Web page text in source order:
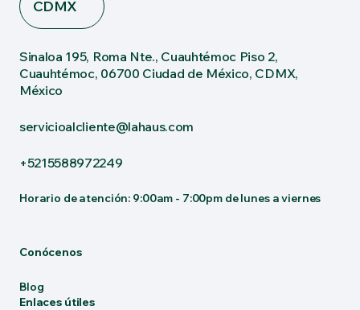
CDMX
Sinaloa 195, Roma Nte., Cuauhtémoc Piso 2,
Cuauhtémoc, 06700 Ciudad de México, CDMX,
México
servicioalcliente@lahaus.com
+5215588972249
Horario de atención: 9:00am - 7:00pm de lunes a viernes
Conócenos
Blog
Enlaces útiles